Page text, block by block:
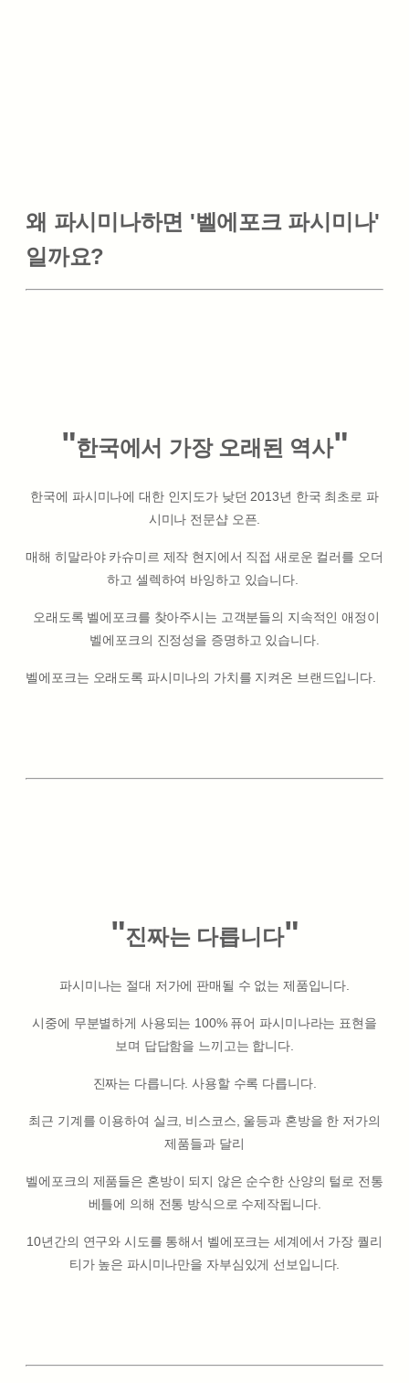
왜 파시미나하면 '벨에포크 파시미나'
일까요?
"한국에서 가장 오래된 역사"
한국에 파시미나에 대한 인지도가 낮던 2013년 한국 최초로 파
시미나 전문샵 오픈.
매해 히말라야 카슈미르 제작 현지에서 직접 새로운 컬러를 오더
하고 셀렉하여 바잉하고 있습니다.
오래도록 벨에포크를 찾아주시는 고객분들의 지속적인 애정이
벨에포크의 진정성을 증명하고 있습니다.
벨에포크는 오래도록 파시미나의 가치를 지켜온 브랜드입니다.
"진짜는 다릅니다"
파시미나는 절대 저가에 판매될 수 없는 제품입니다.
시중에 무분별하게 사용되는 100% 퓨어 파시미나라는 표현을
보며 답답함을 느끼고는 합니다.
진짜는 다릅니다. 사용할 수록 다릅니다.
최근 기계를 이용하여 실크, 비스코스, 울등과 혼방을 한 저가의
제품들과 달리
벨에포크의 제품들은 혼방이 되지 않은 순수한 산양의 털로 전통
베틀에 의해 전통 방식으로 수제작됩니다.
10년간의 연구와 시도를 통해서 벨에포크는 세계에서 가장 퀄리
티가 높은 파시미나만을 자부심있게 선보입니다.